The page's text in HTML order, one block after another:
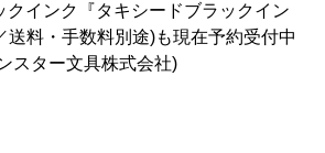
クインク『タキシードブラックイン
送料・手数料別途)も現在予約受付中
スター文具株式会社)